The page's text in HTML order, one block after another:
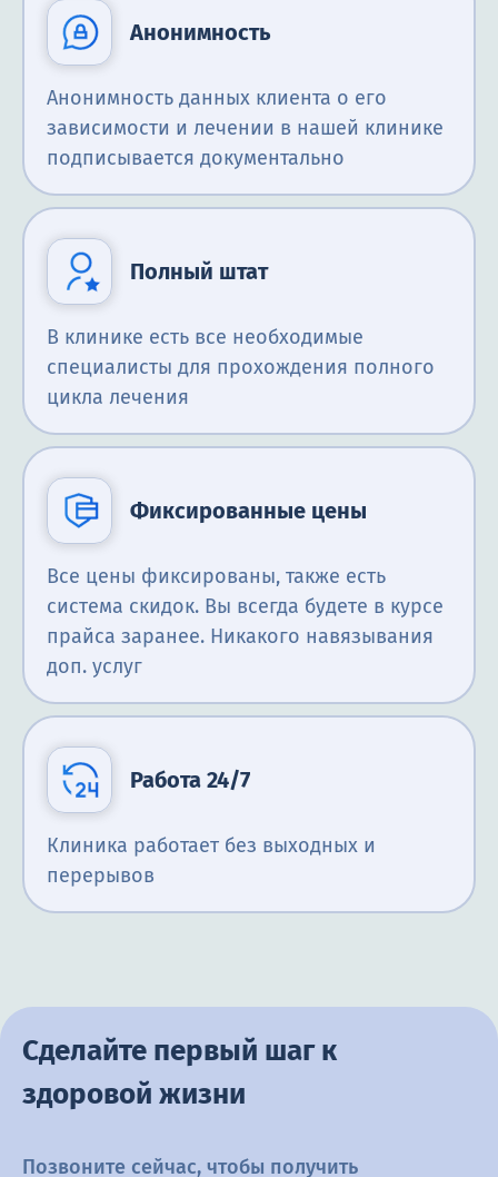
Анонимность
Анонимность данных клиента о его
зависимости и лечении в нашей клинике
подписывается документально
Полный штат
В клинике есть все необходимые
специалисты для прохождения полного
цикла лечения
Фиксированные цены
Все цены фиксированы, также есть
система скидок. Вы всегда будете в курсе
прайса заранее. Никакого навязывания
доп. услуг
Работа 24/7
Клиника работает без выходных и
перерывов
Сделайте первый шаг к
здоровой жизни
Позвоните сейчас, чтобы получить